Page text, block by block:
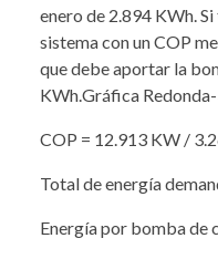
enero de 2.894 KWh.
sistema con un COP
que debe aportar la
KWh.Gráfica
COP = 12.913 KW /
Total de energía
Energía por bomba de